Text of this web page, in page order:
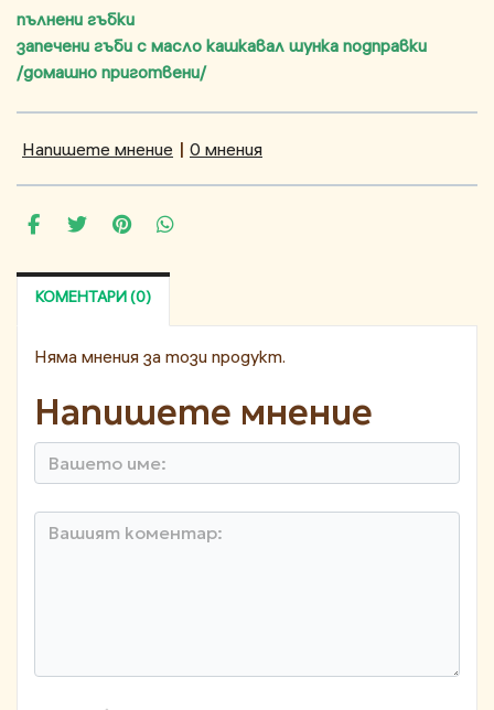
пълнени гъбки
запечени гъби с масло кашкавал шунка подправки
/домашно приготвени/
Напишете мнение | 0 мнения
КОМЕНТАРИ (0)
Няма мнения за този продукт.
Напишете мнение